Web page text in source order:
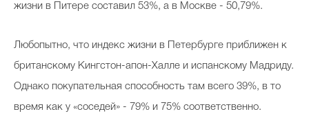
жизни в Питере составил 53%, а в Москве - 50,79%.
Любопытно, что индекс жизни в Петербурге приближен к
британскому Кингстон-апон-Халле и испанскому Мадриду.
Однако покупательная способность там всего 39%, в то
время как у «соседей» - 79% и 75% соответственно.